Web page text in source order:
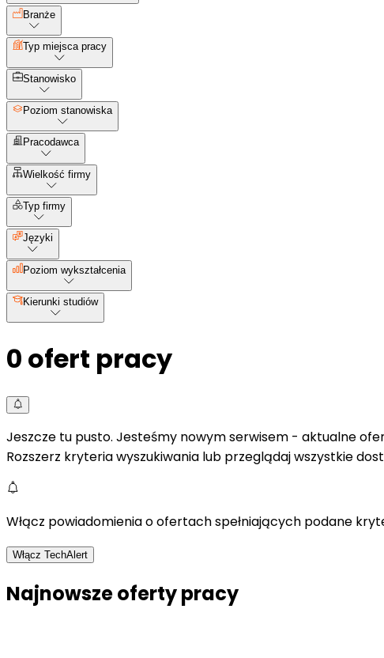
Branże
Typ miejsca pracy
Stanowisko
Poziom stanowiska
Pracodawca
Wielkość firmy
Typ firmy
Języki
Poziom wykształcenia
Kierunki studiów
0 ofert pracy
Jeszcze tu pusto. Jesteśmy nowym serwisem - aktualne
Rozszerz kryteria wyszukiwania lub przeglądaj wszystkie
Włącz powiadomienia o ofertach spełniających podane
Włącz TechAlert
Najnowsze oferty pracy